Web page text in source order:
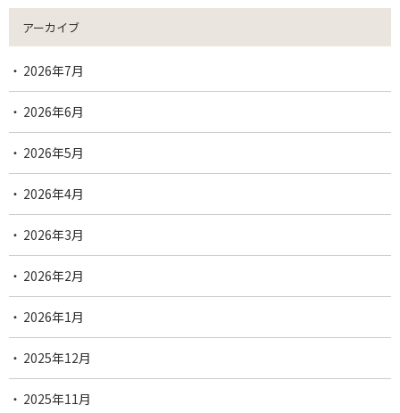
アーカイブ
2026年7月
2026年6月
2026年5月
2026年4月
2026年3月
2026年2月
2026年1月
2025年12月
2025年11月